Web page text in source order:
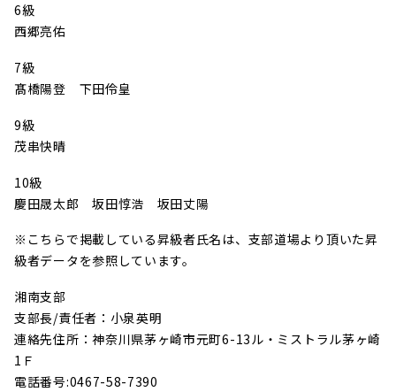
6級
西郷亮佑
7級
髙橋陽登 下田伶皇
9級
茂串快晴
10級
慶田晟太郎 坂田惇浩 坂田丈陽
※こちらで掲載している昇級者氏名は、支部道場より頂いた昇
級者データを参照しています。
湘南支部
支部長/責任者：小泉英明
連絡先住所：神奈川県茅ヶ崎市元町6-13ル・ミストラル茅ヶ崎
1Ｆ
電話番号:0467-58-7390